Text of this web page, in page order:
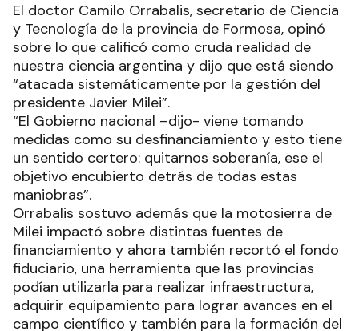
El doctor Camilo Orrabalis, secretario de Ciencia
y Tecnología de la provincia de Formosa, opinó
sobre lo que calificó como cruda realidad de
nuestra ciencia argentina y dijo que está siendo
“atacada sistemáticamente por la gestión del
presidente Javier Milei”.
“El Gobierno nacional –dijo- viene tomando
medidas como su desfinanciamiento y esto tiene
un sentido certero: quitarnos soberanía, ese el
objetivo encubierto detrás de todas estas
maniobras”.
Orrabalis sostuvo además que la motosierra de
Milei impactó sobre distintas fuentes de
financiamiento y ahora también recortó el fondo
fiduciario, una herramienta que las provincias
podían utilizarla para realizar infraestructura,
adquirir equipamiento para lograr avances en el
campo científico y también para la formación del